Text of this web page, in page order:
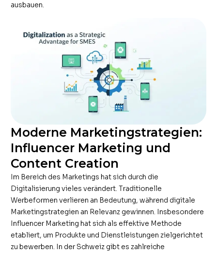
ausbauen.
Moderne Marketingstrategien:
Influencer Marketing und
Content Creation
Im Bereich des Marketings hat sich durch die
Digitalisierung vieles verändert. Traditionelle
Werbeformen verlieren an Bedeutung, während digitale
Marketingstrategien an Relevanz gewinnen. Insbesondere
Influencer Marketing hat sich als effektive Methode
etabliert, um Produkte und Dienstleistungen zielgerichtet
zu bewerben. In der Schweiz gibt es zahlreiche